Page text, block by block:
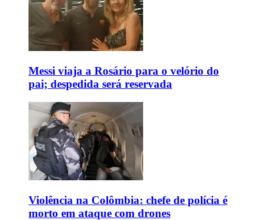
Messi viaja a Rosário para o velório do
pai; despedida será reservada
Violência na Colômbia: chefe de polícia é
morto em ataque com drones